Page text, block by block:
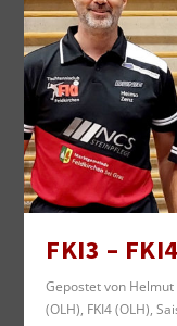
FKI3 –
Gepostet von Helmut
(OLH), FKI4 (OLH),